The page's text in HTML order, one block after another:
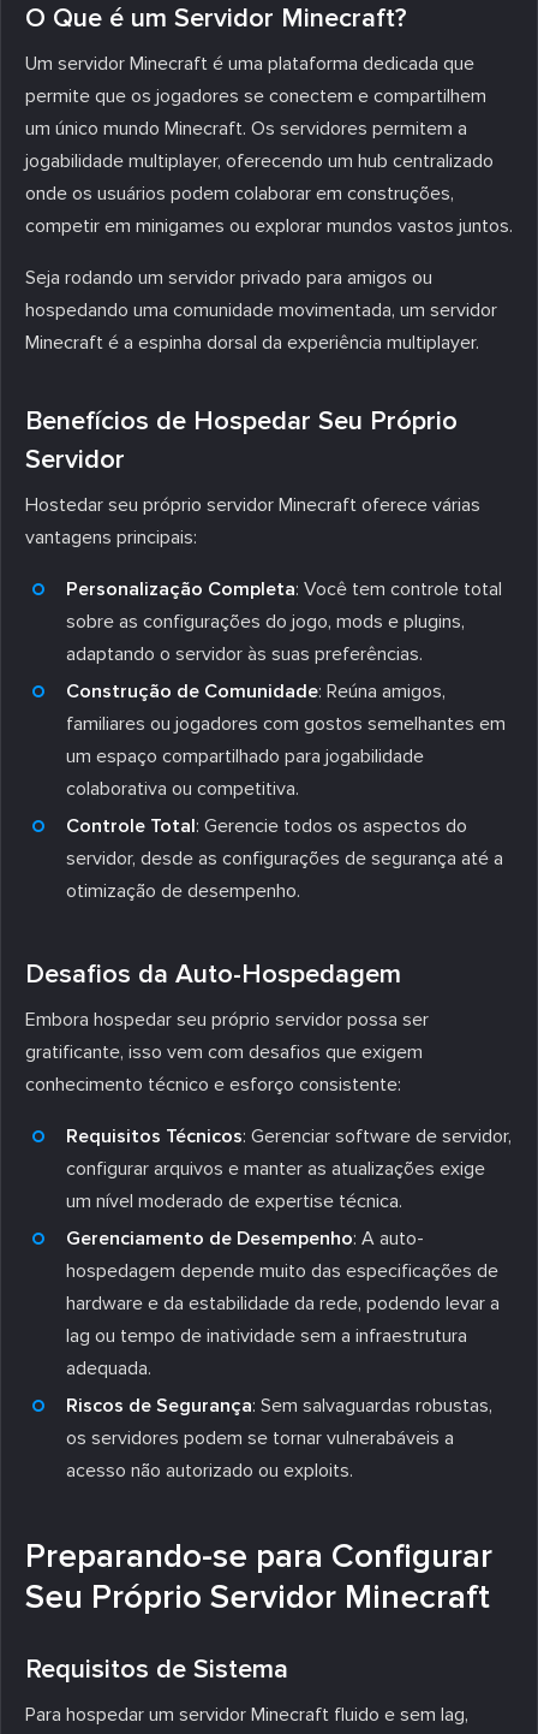
O Que é um Servidor Minecraft?
Um servidor Minecraft é uma plataforma dedicada que
permite que os jogadores se conectem e compartilhem
um único mundo Minecraft. Os servidores permitem a
jogabilidade multiplayer, oferecendo um hub centralizado
onde os usuários podem colaborar em construções,
competir em minigames ou explorar mundos vastos juntos.
Seja rodando um servidor privado para amigos ou
hospedando uma comunidade movimentada, um servidor
Minecraft é a espinha dorsal da experiência multiplayer.
Benefícios de Hospedar Seu Próprio
Servidor
Hostedar seu próprio servidor Minecraft oferece várias
vantagens principais:
Personalização Completa: Você tem controle total
sobre as configurações do jogo, mods e plugins,
adaptando o servidor às suas preferências.
Construção de Comunidade: Reúna amigos,
familiares ou jogadores com gostos semelhantes em
um espaço compartilhado para jogabilidade
colaborativa ou competitiva.
Controle Total: Gerencie todos os aspectos do
servidor, desde as configurações de segurança até a
otimização de desempenho.
Desafios da Auto-Hospedagem
Embora hospedar seu próprio servidor possa ser
gratificante, isso vem com desafios que exigem
conhecimento técnico e esforço consistente:
Requisitos Técnicos: Gerenciar software de servidor,
configurar arquivos e manter as atualizações exige
um nível moderado de expertise técnica.
Gerenciamento de Desempenho: A auto-
hospedagem depende muito das especificações de
hardware e da estabilidade da rede, podendo levar a
lag ou tempo de inatividade sem a infraestrutura
adequada.
Riscos de Segurança: Sem salvaguardas robustas,
os servidores podem se tornar vulnerabáveis a
acesso não autorizado ou exploits.
Preparando-se para Configurar
Seu Próprio Servidor Minecraft
Requisitos de Sistema
Para hospedar um servidor Minecraft fluido e sem lag,